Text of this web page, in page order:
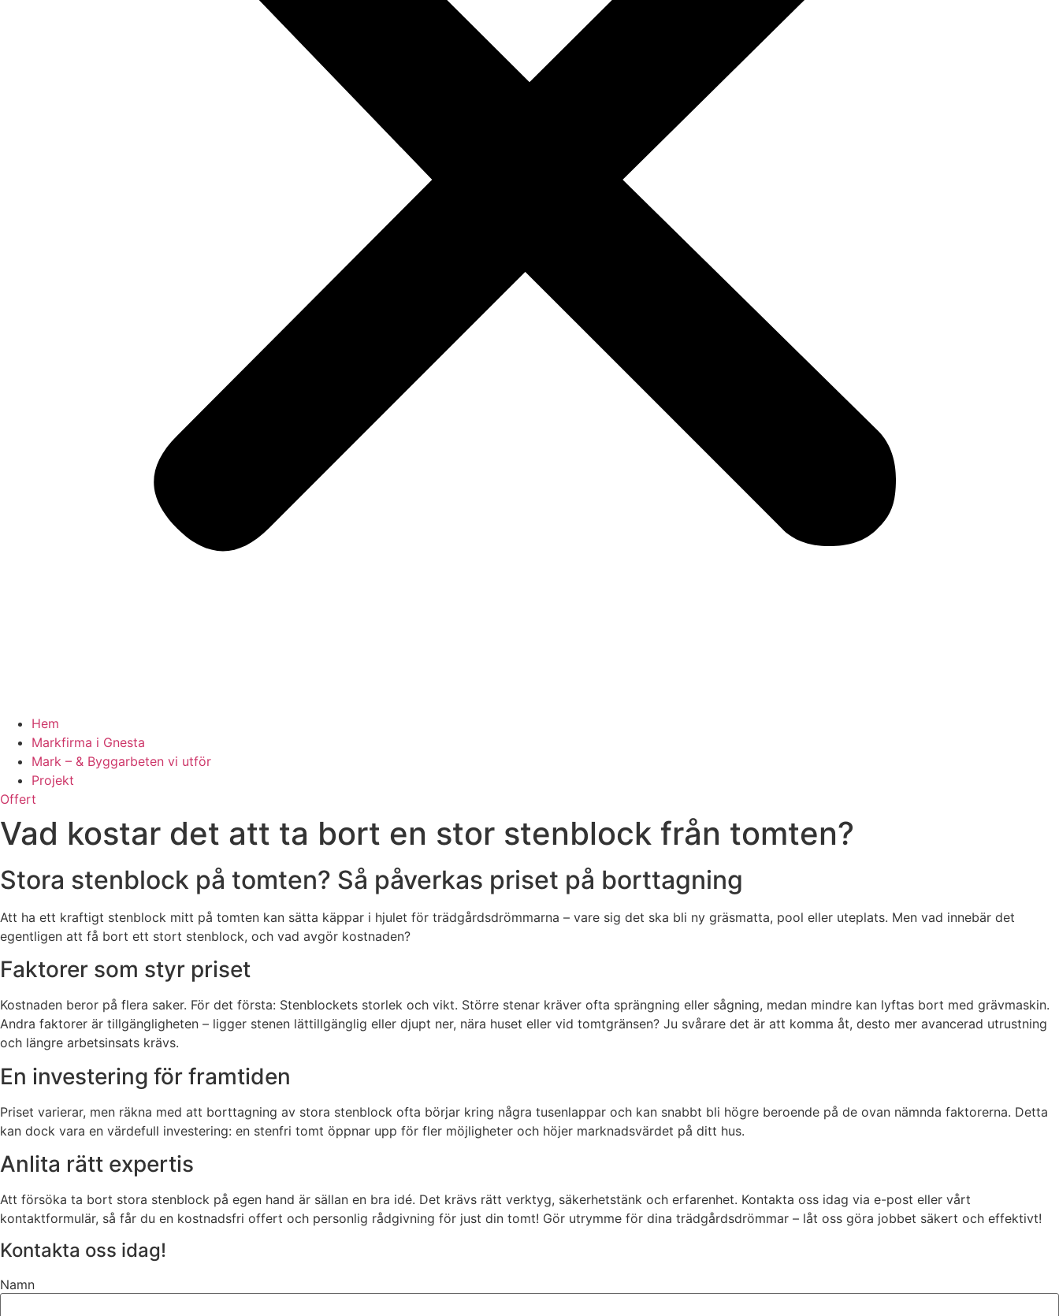
Hem
Markfirma i Gnesta
Mark – & Byggarbeten vi utför
Projekt
Offert
Vad kostar det att ta bort en stor stenblock från tomten?
Stora stenblock på tomten? Så påverkas priset på borttagning
Att ha ett kraftigt stenblock mitt på tomten kan sätta käppar i hjulet för trädgårdsdrömmarna – vare sig det ska bli ny gräsmatta, pool eller uteplats. Men vad innebär det
egentligen att få bort ett stort stenblock, och vad avgör kostnaden?
Faktorer som styr priset
Kostnaden beror på flera saker. För det första: Stenblockets storlek och vikt. Större stenar kräver ofta sprängning eller sågning, medan mindre kan lyftas bort med grävmaskin.
Andra faktorer är tillgängligheten – ligger stenen lättillgänglig eller djupt ner, nära huset eller vid tomtgränsen? Ju svårare det är att komma åt, desto mer avancerad utrustning
och längre arbetsinsats krävs.
En investering för framtiden
Priset varierar, men räkna med att borttagning av stora stenblock ofta börjar kring några tusenlappar och kan snabbt bli högre beroende på de ovan nämnda faktorerna. Detta
kan dock vara en värdefull investering: en stenfri tomt öppnar upp för fler möjligheter och höjer marknadsvärdet på ditt hus.
Anlita rätt expertis
Att försöka ta bort stora stenblock på egen hand är sällan en bra idé. Det krävs rätt verktyg, säkerhetstänk och erfarenhet. Kontakta oss idag via e-post eller vårt
kontaktformulär, så får du en kostnadsfri offert och personlig rådgivning för just din tomt! Gör utrymme för dina trädgårdsdrömmar – låt oss göra jobbet säkert och effektivt!
Kontakta oss idag!
Namn